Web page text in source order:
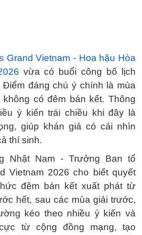
Grand Vietnam - Hoa hậu Hòa
vừa có buổi công bố lịch
đáng chú ý chính là mùa
có đêm bán kết. Thông
ý kiến trái chiều khi đây là
giúp khán giả có cái nhìn
thí sinh.
Nhật Nam - Trưởng Ban tổ
Vietnam 2026 cho biết quyết
đêm bán kết xuất phát từ
hết, sau các mùa giải trước,
kéo theo nhiều ý kiến và
từ cộng đồng mạng, tạo